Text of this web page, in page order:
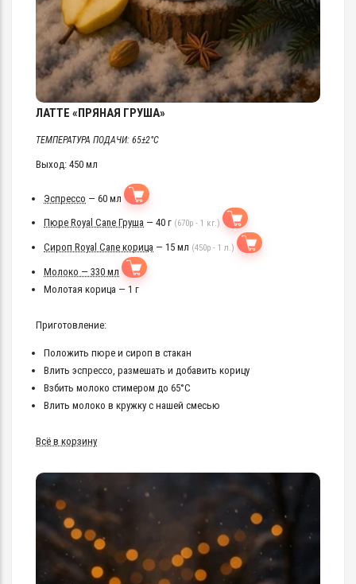
ЛАТТЕ «ПРЯНАЯ ГРУША»
ТЕМПЕРАТУРА ПОДАЧИ: 65±2°C
Выход: 450 мл
Эспрессо — 60 мл
Пюре Royal Cane Груша — 40 г (670р - 1 кг.)
Сироп Royal Cane корица — 15 мл (450р - 1 л.)
Молоко — 330 мл
Молотая корица — 1 г
Приготовление:
Положить пюре и сироп в стакан
Влить эспрессо, размешать и добавить корицу
Взбить молоко стимером до 65°C
Влить молоко в кружку с нашей смесью
Всё в корзину